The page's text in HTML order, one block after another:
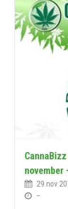
november
29 nov
–